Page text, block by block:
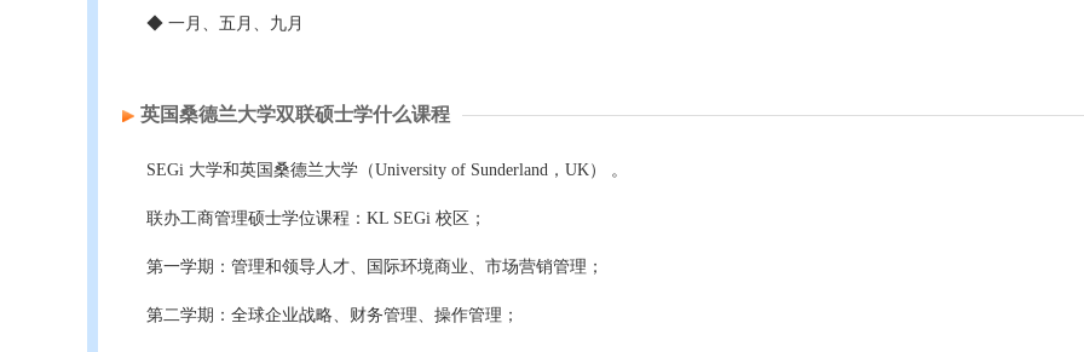
◆ 一月、五月、九月
英国桑德兰大学双联硕士学什么课程
SEGi 大学和英国桑德兰大学（University of Sunderland，UK） 。
联办工商管理硕士学位课程：KL SEGi 校区；
第一学期：管理和领导人才、国际环境商业、市场营销管理；
第二学期：全球企业战略、财务管理、操作管理；